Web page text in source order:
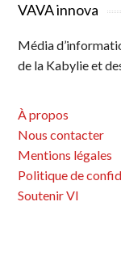
VAVA innova
Média
de la Kabylie et
À propos
Nous contacter
Mentions légales
Politique de
Soutenir VI